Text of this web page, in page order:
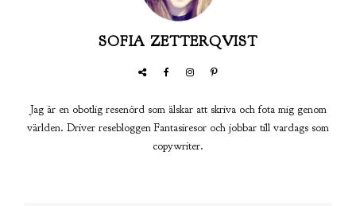
SOFIA ZETTERQVIST
Jag är en obotlig resenörd som älskar att skriva och fota mig genom
världen. Driver resebloggen Fantasiresor och jobbar till vardags som
copywriter.